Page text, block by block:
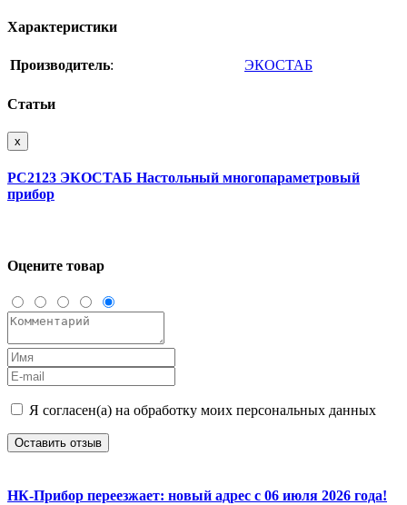
Характеристики
Производитель: ЭКОСТАБ
Статьи
x
PC2123 ЭКОСТАБ Настольный многопараметровый
прибор
Оцените товар
Я согласен(а) на обработку моих персональных данных
Оставить отзыв
НК-Прибор переезжает: новый адрес с 06 июля 2026 года!